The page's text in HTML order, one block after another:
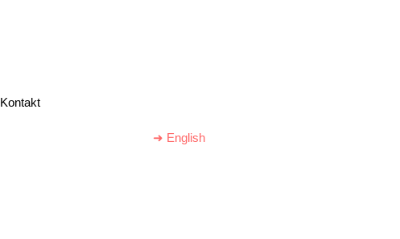
Kontakt
➜ English